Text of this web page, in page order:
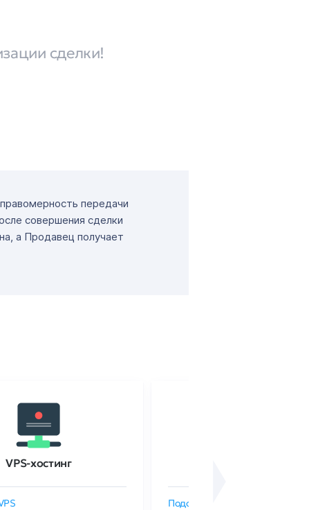
сделки!
передачи
совершения сделки
а Продавец получает
VPS-хостинг
Подобрать SSL-сертификат